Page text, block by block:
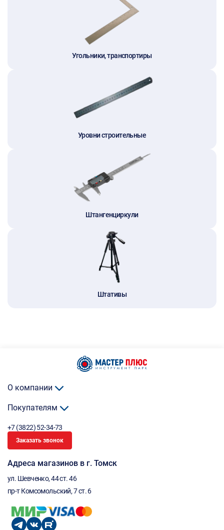
Угольники, транспортиры
Уровни строительные
Штангенциркули
Штативы
О компании
Покупателям
+7 (3822) 52-34-73
Заказать звонок
Адреса магазинов в г. Томск
ул. Шевченко, 44 ст. 46
пр-т Комсомольский, 7 ст. 6